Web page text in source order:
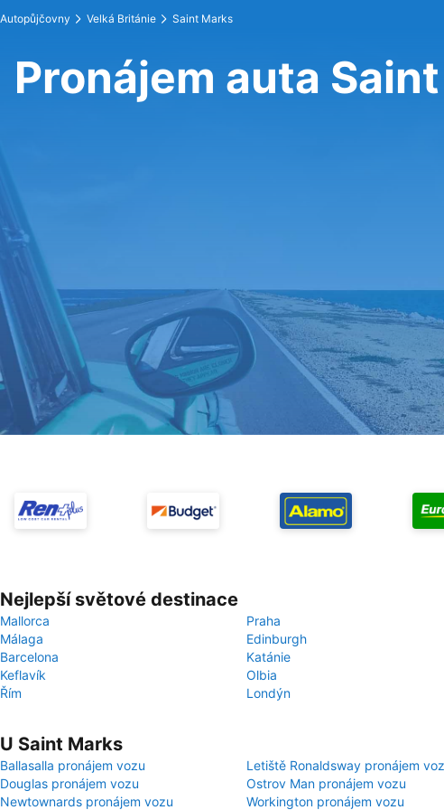
Autopůjčovny Velká Británie Saint Marks
Pronájem auta
Nejlepší světové destinace
Mallorca
Praha
Málaga
Edinburgh
Barcelona
Katánie
Keflavík
Olbia
Řím
Londýn
U Saint Marks
Ballasalla pronájem vozu
Letiště Ronaldsway pronájem
Douglas pronájem vozu
Ostrov Man pronájem vozu
Newtownards pronájem vozu
Workington pronájem vozu